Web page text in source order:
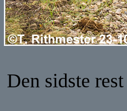
Den sidste